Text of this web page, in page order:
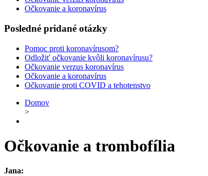
Očkovanie a koronavírus
Posledné pridané otázky
Pomoc proti koronavírusom?
Odložiť očkovanie kvôli koronavírusu?
Očkovanie verzus koronavírus
Očkovanie a koronavírus
Očkovanie proti COVID a tehotenstvo
Domov
>
Očkovanie a trombofília
Jana: